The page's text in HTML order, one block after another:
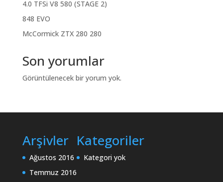
4.0 TFSi V8 580 (STAGE 2)
848 EVO
McCormick ZTX 280 280
Son yorumlar
Görüntülenecek bir yorum yok.
Arşivler
Ağustos 2016
Temmuz 2016
Kategoriler
Kategori yok